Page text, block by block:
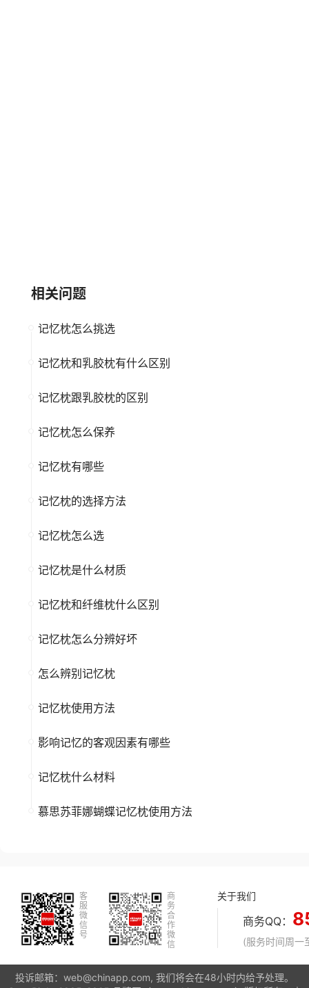
相关问题
记忆枕怎么挑选
记忆枕和乳胶枕有什么区别
记忆枕跟乳胶枕的区别
记忆枕怎么保养
记忆枕有哪些
记忆枕的选择方法
记忆枕怎么选
记忆枕是什么材质
记忆枕和纤维枕什么区别
记忆枕怎么分辨好坏
怎么辨别记忆枕
记忆枕使用方法
影响记忆的客观因素有哪些
记忆枕什么材料
慕思苏菲娜蝴蝶记忆枕使用方法
客
服
微
信
号
商
务
合
作
微
信
关于我们
商务QQ：
(服务时间周
投诉邮箱：web@chinapp.com, 我们将会在48小时内给予处理。